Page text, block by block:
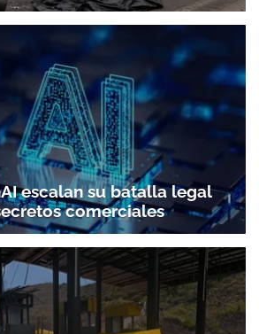
escalan su batalla legal
comerciales